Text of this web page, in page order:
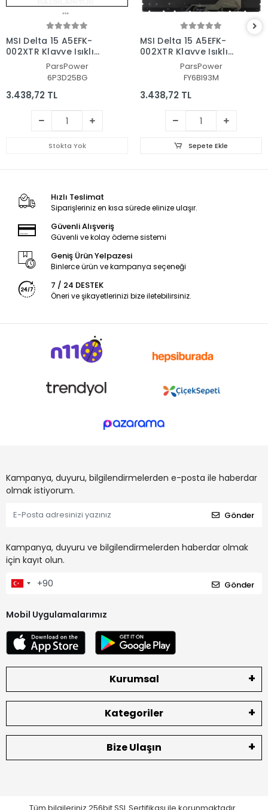
MSI Delta 15 A5EFK-
002XTR Klavye Işıklı
(Siyah TR)ParsPower
6P3D25BG
3.438,72 TL
Stokta Yok
MSI Delta 15 A5EFK-
002XTR Klavye Işıklı
(Siyah TR)ParsPower
FY6BI93M
3.438,72 TL
Sepete Ekle
Hızlı Teslimat
Siparişleriniz en kısa sürede elinize ulaşır.
Güvenli Alışveriş
Güvenli ve kolay ödeme sistemi
Geniş Ürün Yelpazesi
Binlerce ürün ve kampanya seçeneği
7 / 24 DESTEK
Öneri ve şikayetlerinizi bize iletebilirsiniz.
Kampanya, duyuru, bilgilendirmelerden e-posta ile haberdar
olmak istiyorum.
Gönder
Kampanya, duyuru ve bilgilendirmelerden haberdar olmak
için kayıt olun.
Gönder
Mobil Uygulamalarımız
Kurumsal
Kategoriler
Bize Ulaşın